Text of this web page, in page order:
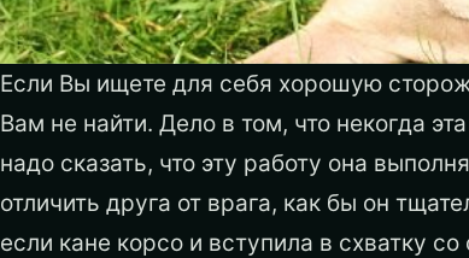
Если Вы ищете для себя хорошую
Вам не найти. Дело в том, что некогда
надо сказать, что эту работу она
отличить друга от врага, как бы он
если кане корсо и вступила в схватку